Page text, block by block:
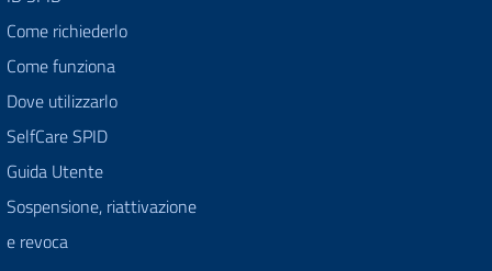
Come richiederlo
Come funziona
Dove utilizzarlo
SelfCare SPID
Guida Utente
Sospensione, riattivazione
e revoca